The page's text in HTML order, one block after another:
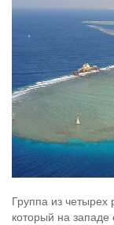
Группа из четырех
который на